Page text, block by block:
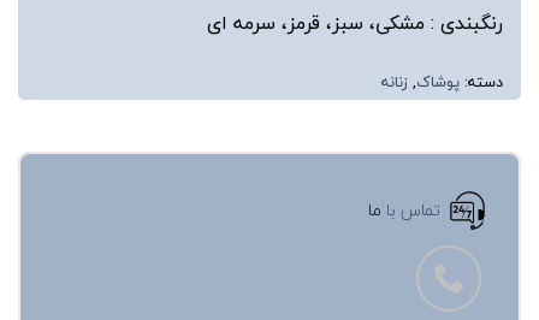
رنگبندی : مشکی، سبز، قرمز، سرمه ای
دسته: پوشاک,زنانه
تماس با ما